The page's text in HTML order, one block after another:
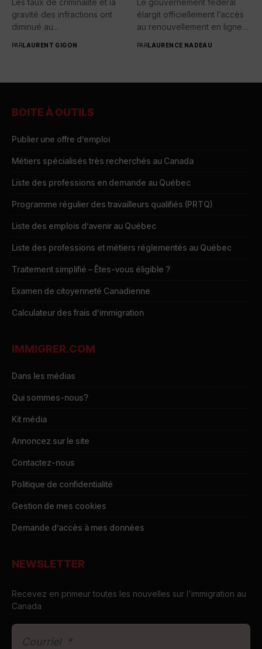
Les taux de criminalité et la
gravité des infractions ont
diminué au...
PARLAURENT GIGON
Le gouvernement fédéral
élargit officiellement l’accès
au renouvellement en ligne
PARLAURENCE NADEAU
BOITE À OUTILS
Publier une offre d’emploi
Métiers spécialisés très recherchés au Canada
Liste des professions en demande au Québec
Programme régulier des travailleurs qualifiés (PRTQ)
Liste des emplois d’avenir au Québec
Liste des professions et métiers réglementés au Québec
Traitement simplifié – Êtes-vous éligible ?
Examen de citoyenneté Canadienne
Calculateur des frais d’immigration
IMMIGRER.COM
Dans les médias
Qui sommes-nous?
Kit média
Annoncez sur le site
Contactez-nous
Politique de confidentialité
Gestion de mes cookies
Demande d’accès à mes données
NEWSLETTER
Recevez en primeur toutes les nouvelles sur l'immigration au
Canada